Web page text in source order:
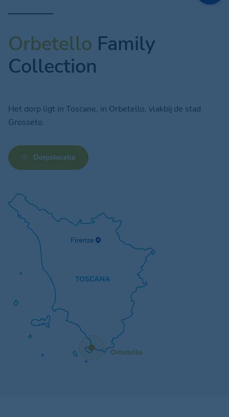
Orbetello Family
Collection
Het dorp ligt in Toscane, in Orbetello, vlakbij de stad
Grosseto.
Dorpslocatie